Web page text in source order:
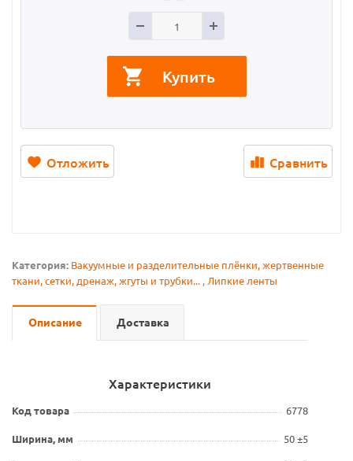
Купить
Отложить Сравнить
Категория: Вакуумные и разделительные плёнки, жертвенные
ткани, сетки, дренаж, жгуты и трубки... , Липкие ленты
Описание Доставка
Характеристики
Код товара 6778
Ширина, мм 50 ±5